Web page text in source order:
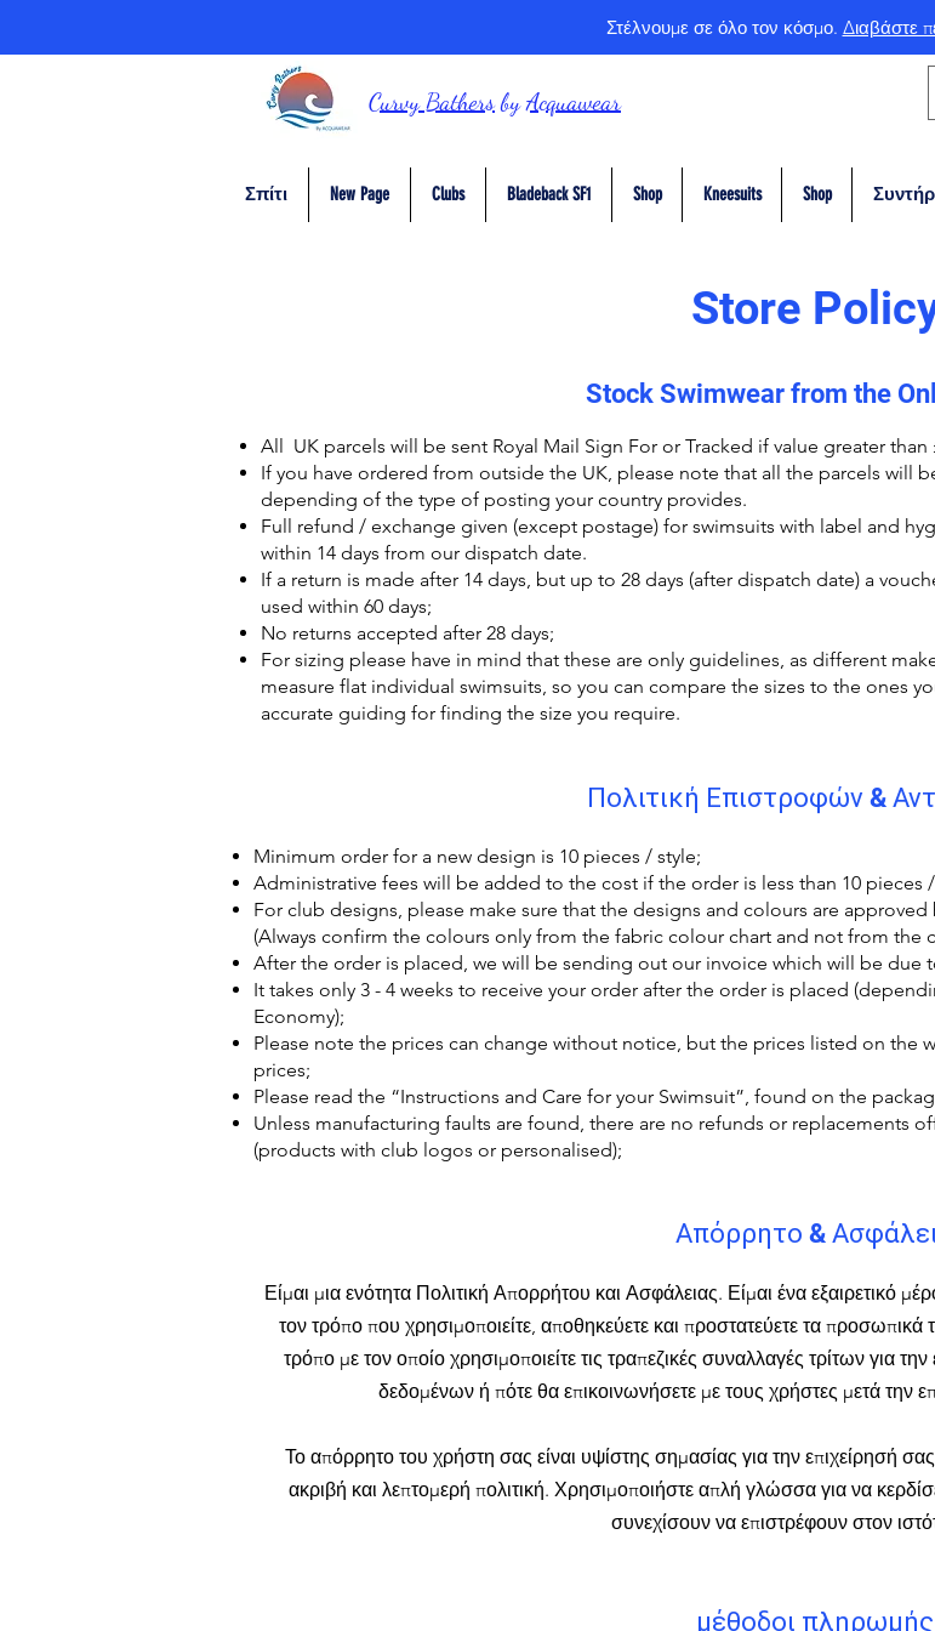
Στέλνουμε σε όλο τον κόσμο. Διαβάστε
Curvy BathersbyAcquawear
Σπίτι New Page Clubs Bladeback SF1 Shop Kneesuits Shop
Store
Stock Swimwear from the
All UK parcels will be sent Royal Mail Sign For or Tracked if value greater than
If you have ordered from outside the UK, please note that all the parcels will
depending of the type of posting your country provides.
Full refund / exchange given (except postage) for swimsuits with label and
within 14 days from our dispatch date.
If a return is made after 14 days, but up to 28 days (after dispatch date) a
used within 60 days;
No returns accepted after 28 days;
For sizing please have in mind that these are only guidelines, as different
measure flat individual swimsuits, so you can compare the sizes to the ones
accurate guiding for finding the size you require.
Πολιτική Επιστροφών &
Minimum order for a new design is 10 pieces / style;
Administrative fees will be added to the cost if the order is less than 10 pieces
For club designs, please make sure that the designs and colours are
(Always confirm the colours only from the fabric colour chart and not from the
After the order is placed, we will be sending out our invoice which will be
It takes only 3 - 4 weeks to receive your order after the order is placed
Economy);
Please note the prices can change without notice, but the prices listed on the
prices;
Please read the “Instructions and Care for your Swimsuit”, found on the
Unless manufacturing faults are found, there are no refunds or replacements
(products with club logos or personalised);
Απόρρητο &
Είμαι μια ενότητα Πολιτική Απορρήτου και Ασφάλειας. Είμαι ένα εξαιρετικό
τον τρόπο που χρησιμοποιείτε, αποθηκεύετε και προστατεύετε τα
τρόπο με τον οποίο χρησιμοποιείτε τις τραπεζικές συναλλαγές τρίτων για
δεδομένων ή πότε θα επικοινωνήσετε με τους χρήστες μετά την
Το απόρρητο του χρήστη σας είναι υψίστης σημασίας για την επιχείρησή
ακριβή και λεπτομερή πολιτική. Χρησιμοποιήστε απλή γλώσσα για να
συνεχίσουν να επιστρέφουν στον
μέθοδοι πληρωμής